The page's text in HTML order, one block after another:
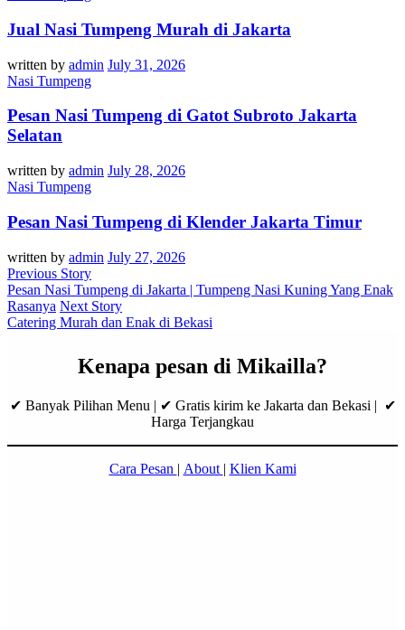
Jual Nasi Tumpeng Murah di Jakarta
written by admin July 31, 2026
Nasi Tumpeng
Pesan Nasi Tumpeng di Gatot Subroto Jakarta
Selatan
written by admin July 28, 2026
Nasi Tumpeng
Pesan Nasi Tumpeng di Klender Jakarta Timur
written by admin July 27, 2026
Previous Story
Pesan Nasi Tumpeng di Jakarta | Tumpeng Nasi Kuning Yang Enak
Rasanya Next Story
Catering Murah dan Enak di Bekasi
Kenapa pesan di Mikailla?
✔ Banyak Pilihan Menu | ✔ Gratis kirim ke Jakarta dan Bekasi | ✔
Harga Terjangkau
Cara Pesan | About | Klien Kami